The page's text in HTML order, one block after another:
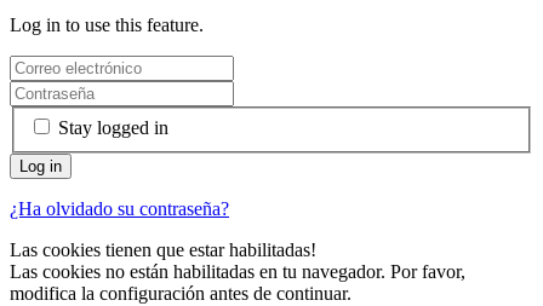
Log in to use this feature.
Stay logged in
¿Ha olvidado su contraseña?
Las cookies tienen que estar habilitadas!
Las cookies no están habilitadas en tu navegador. Por favor,
modifica la configuración antes de continuar.